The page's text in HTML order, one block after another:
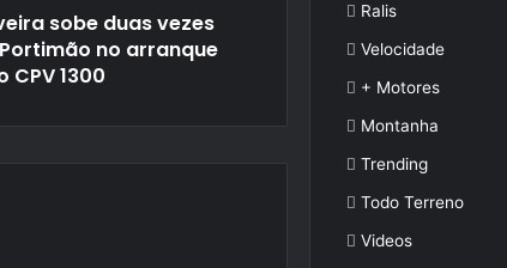
sobe duas vezes
no arranque
CPV 1300
Ralis
Velocidade
+ Motores
Montanha
Trending
Todo Terreno
Videos